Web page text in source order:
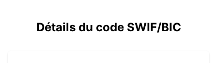
Détails du code SWIF/BIC